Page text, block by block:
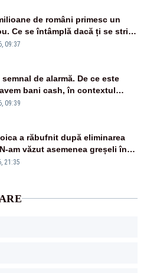
de români primesc un
Ce se întâmplă dacă ți se strică
09:37
semnal de alarmă. De ce este
bani cash, în contextul
09:39
a răbufnit după eliminarea
am văzut asemenea greșeli în
europene”
21:35